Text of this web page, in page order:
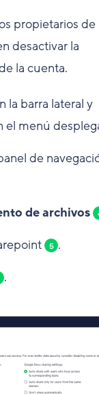
propietarios de
desactivar la
la cuenta.
la barra lateral y
el menú
de
de archivos
5 .
.